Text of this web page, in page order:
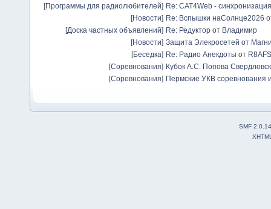
[Программы для радиолюбителей] Re: CAT4Web -
[Новости] Re: Вспышки наСолнце2026
[Доска частных объявлений] Re: Редуктор от Владимир
[Новости] Защита Элекросетей от
[Беседка] Re: Радио Анекдоты от R8AFS
[Соревнования] Кубок А.С. Попова
[Соревнования] Пермские УКВ соревнования
SMF 2.0.14